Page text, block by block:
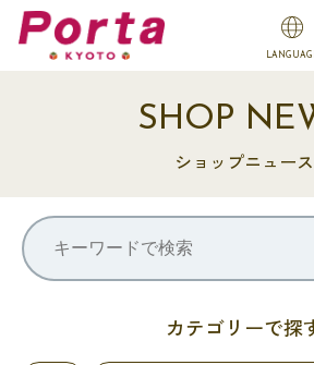
SHOP
ショップニュース
カテゴリーで探